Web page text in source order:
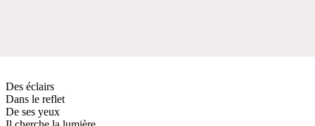
Des éclairs
Dans le reflet
De ses yeux